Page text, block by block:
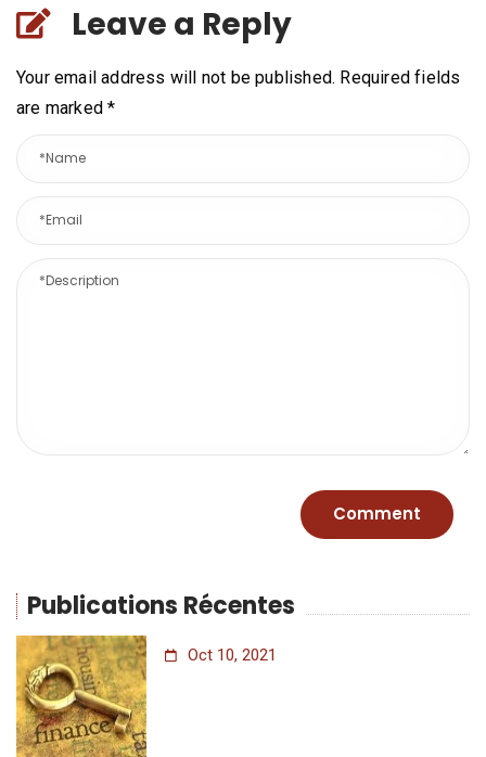
Leave a Reply
Your email address will not be published. Required fields
are marked*
Publications Récentes
Oct 10, 2021